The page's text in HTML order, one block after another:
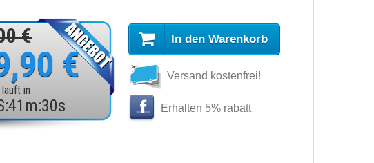
€
€
in
:41 m:28s
In den Warenkorb
Versand kostenfrei!
Erhalten 5% rabatt